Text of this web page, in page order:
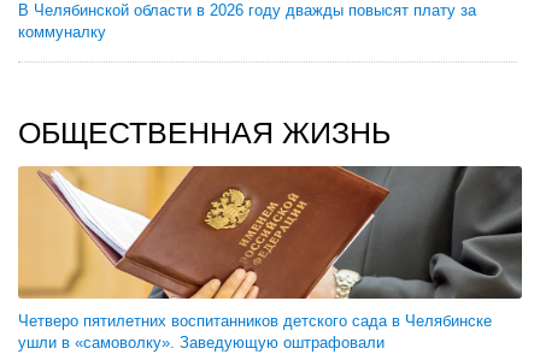
В Челябинской области в 2026 году дважды повысят плату за
коммуналку
ОБЩЕСТВЕННАЯ ЖИЗНЬ
Четверо пятилетних воспитанников детского сада в Челябинске
ушли в «самоволку». Заведующую оштрафовали